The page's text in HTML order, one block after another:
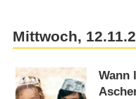
Mittwoch,
Wann